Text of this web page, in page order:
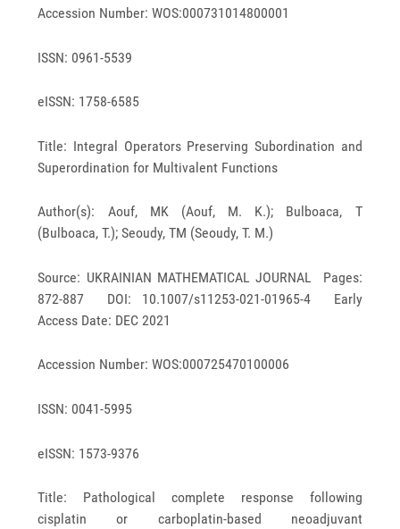
Accession Number: WOS:000731014800001
ISSN: 0961-5539
eISSN: 1758-6585
Title: Integral Operators Preserving Subordination and
Superordination for Multivalent Functions
Author(s): Aouf, MK (Aouf, M. K.); Bulboaca, T
(Bulboaca, T.); Seoudy, TM (Seoudy, T. M.)
Source: UKRAINIAN MATHEMATICAL JOURNAL Pages:
872-887 DOI: 10.1007/s11253-021-01965-4 Early
Access Date: DEC 2021
Accession Number: WOS:000725470100006
ISSN: 0041-5995
eISSN: 1573-9376
Title: Pathological complete response following
cisplatin or carboplatin-based neoadjuvant